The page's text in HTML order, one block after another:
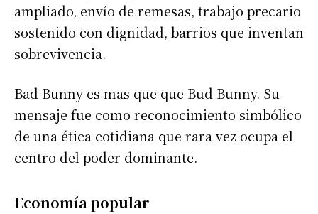
ampliado, envío de remesas, trabajo precario
sostenido con dignidad, barrios que inventan
sobrevivencia.
Bad Bunny es mas que que Bud Bunny. Su
mensaje fue como reconocimiento simbólico
de una ética cotidiana que rara vez ocupa el
centro del poder dominante.
Economía popular